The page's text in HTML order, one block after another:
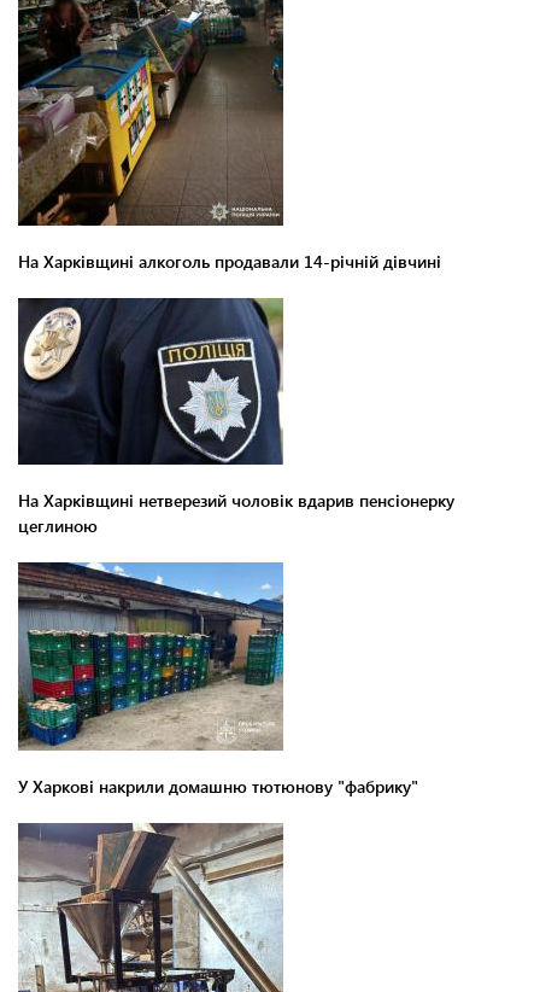
На Харківщині алкоголь продавали 14-річній дівчині
На Харківщині нетверезий чоловік вдарив пенсіонерку
цеглиною
У Харкові накрили домашню тютюнову "фабрику"